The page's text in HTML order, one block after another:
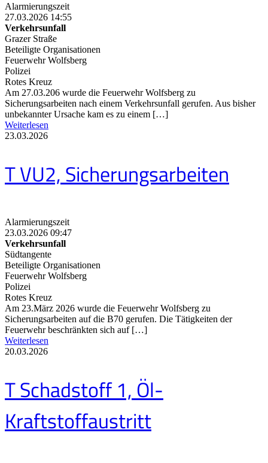
Alarmierungszeit
27.03.2026 14:55
Verkehrsunfall
Grazer Straße
Beteiligte Organisationen
Feuerwehr Wolfsberg
Polizei
Rotes Kreuz
Am 27.03.206 wurde die Feuerwehr Wolfsberg zu
Sicherungsarbeiten nach einem Verkehrsunfall gerufen. Aus bisher
unbekannter Ursache kam es zu einem […]
Weiterlesen
23.03.2026
T VU2, Sicherungsarbeiten
Alarmierungszeit
23.03.2026 09:47
Verkehrsunfall
Südtangente
Beteiligte Organisationen
Feuerwehr Wolfsberg
Polizei
Rotes Kreuz
Am 23.März 2026 wurde die Feuerwehr Wolfsberg zu
Sicherungsarbeiten auf die B70 gerufen. Die Tätigkeiten der
Feuerwehr beschränkten sich auf […]
Weiterlesen
20.03.2026
T Schadstoff 1, Öl-
Kraftstoffaustritt